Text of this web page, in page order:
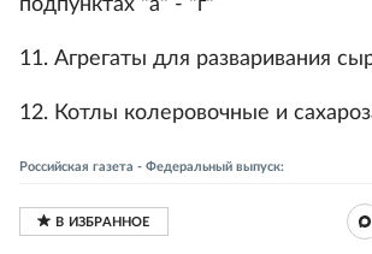
подпунктах "а" - "г"
11. Агрегаты для разваривания
12. Котлы колеровочные и
Российская газета - Федеральный выпуск: